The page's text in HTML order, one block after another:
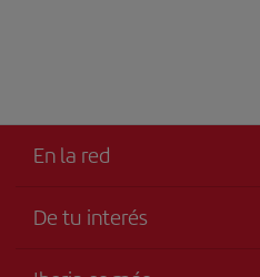
En la red
De tu interés